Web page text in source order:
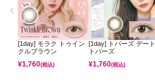
[1day] モラク トゥイン
クルブラウン
¥1,760(税込)
[1day] トパーズ デート
トパーズ
¥1,760(税込)